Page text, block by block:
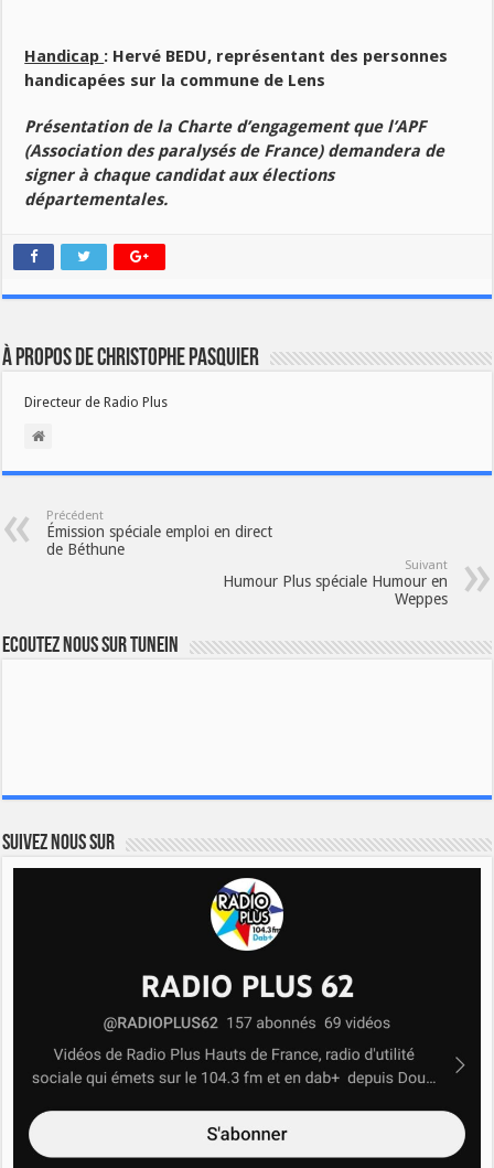
Handicap : Hervé BEDU, représentant des personnes
handicapées sur la commune de Lens
Présentation de la Charte d’engagement que l’APF
(Association des paralysés de France) demandera de
signer à chaque candidat aux élections
départementales.
À propos de Christophe PASQUIER
Directeur de Radio Plus
Précédent
Émission spéciale emploi en direct
de Béthune
Suivant
Humour Plus spéciale Humour en
Weppes
Ecoutez nous sur TuneIn
Suivez nous sur